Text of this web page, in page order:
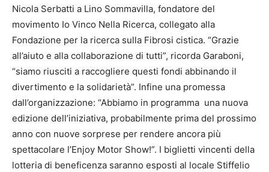
Nicola Serbatti a Lino Sommavilla, fondatore del
movimento Io Vinco Nella Ricerca, collegato alla
Fondazione per la ricerca sulla Fibrosi cistica. “Grazie
all’aiuto e alla collaborazione di tutti”, ricorda Garaboni,
“siamo riusciti a raccogliere questi fondi abbinando il
divertimento e la solidarietà”. Infine una promessa
dall’organizzazione: “Abbiamo in programma una nuova
edizione dell’iniziativa, probabilmente prima del prossimo
anno con nuove sorprese per rendere ancora più
spettacolare l’Enjoy Motor Show!”. I biglietti vincenti della
lotteria di beneficenza saranno esposti al locale Stiffelio